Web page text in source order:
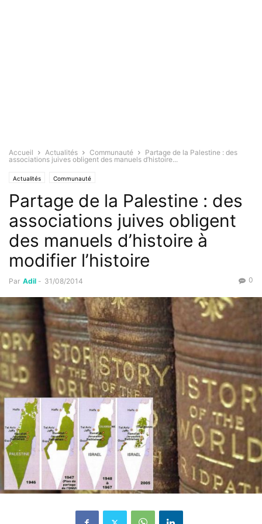
Accueil Actualités Communauté
Partage de la Palestine : des
associations juives obligent des manuels d’histoire...
Actualités Communauté
Partage de la Palestine : des
associations juives obligent
des manuels d’histoire à
modifier l’histoire
Par Adil - 31/08/2014 0